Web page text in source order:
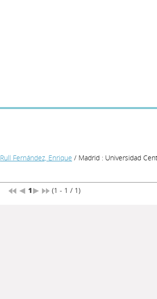
Rull Fernández, Enrique / Madrid : Universidad
1 (1 - 1 / 1)